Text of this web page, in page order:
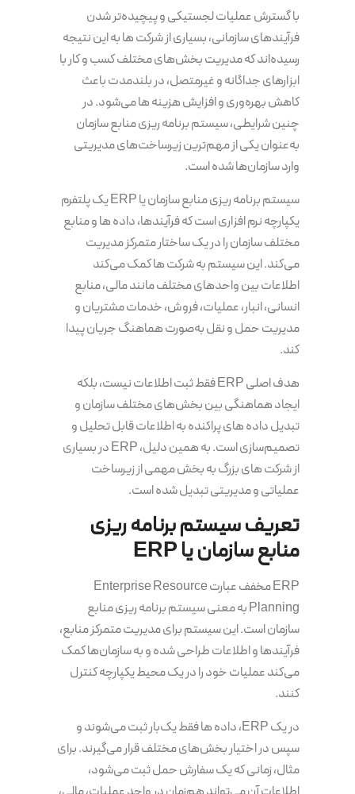
با گسترش عملیات لجستیکی و پیچیده‌تر شدن
فرآیندهای سازمانی، بسیاری از شرکت ها به این نتیجه
رسیده‌اند که مدیریت بخش‌های مختلف کسب و کار با
ابزارهای جداگانه و غیرمتصل، در بلندمدت باعث
کاهش بهره‌وری و افزایش هزینه ها می‌شود. در
چنین شرایطی، سیستم برنامه‌ ریزی منابع سازمان
به‌عنوان یکی از مهم‌ترین زیرساخت‌های مدیریتی
وارد سازمان‌ها شده است.
سیستم برنامه‌ ریزی منابع سازمان یا ERP یک پلتفرم
یکپارچه نرم افزاری است که فرآیندها، داده ها و منابع
مختلف سازمان را در یک ساختار متمرکز مدیریت
می‌کند. این سیستم به شرکت ها کمک می‌کند
اطلاعات بین واحدهای مختلف مانند مالی، منابع
انسانی، انبار، عملیات، فروش، خدمات مشتریان و
مدیریت حمل و نقل به‌صورت هماهنگ جریان پیدا
کند.
هدف اصلی ERP فقط ثبت اطلاعات نیست، بلکه
ایجاد هماهنگی بین بخش‌های مختلف سازمان و
تبدیل داده های پراکنده به اطلاعات قابل تحلیل و
تصمیم‌سازی است. به همین دلیل، ERP در بسیاری
از شرکت های بزرگ به بخش مهمی از زیرساخت
عملیاتی و مدیریتی تبدیل شده است.
تعریف سیستم برنامه‌ ریزی
منابع سازمان یا ERP
ERP مخفف عبارت Enterprise Resource
Planning به معنی سیستم برنامه‌ ریزی منابع
سازمان است. این سیستم برای مدیریت متمرکز منابع،
فرآیندها و اطلاعات طراحی شده و به سازمان‌ها کمک
می‌کند عملیات خود را در یک محیط یکپارچه کنترل
کنند.
در یک ERP، داده ها فقط یک‌بار ثبت می‌شوند و
سپس در اختیار بخش‌های مختلف قرار می‌گیرند. برای
مثال، زمانی که یک سفارش حمل ثبت می‌شود،